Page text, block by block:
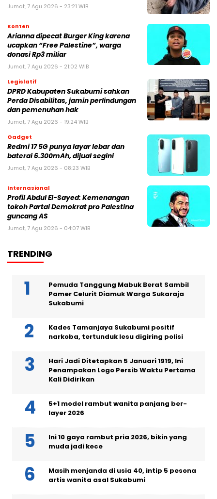
Jumat, 7 Agu 2026 - 23:21 WIB
Konten
Arianna dipecat Burger King karena
ucapkan “Free Palestine”, warga
donasi Rp3 miliar
Jumat, 7 Agu 2026 - 21:02 WIB
Legislatif
DPRD Kabupaten Sukabumi sahkan
Perda Disabilitas, jamin perlindungan
dan pemenuhan hak
Jumat, 7 Agu 2026 - 19:24 WIB
Gadget
Redmi 17 5G punya layar lebar dan
baterai 6.300mAh, dijual segini
Jumat, 7 Agu 2026 - 08:23 WIB
Internasional
Profil Abdul El-Sayed: Kemenangan
tokoh Partai Demokrat pro Palestina
guncang AS
Jumat, 7 Agu 2026 - 04:07 WIB
TRENDING
Pemuda Tanggung Mabuk Berat Sambil
Pamer Celurit Diamuk Warga Sukaraja
Sukabumi
Kades Tamanjaya Sukabumi positif
narkoba, tertunduk lesu digiring polisi
Hari Jadi Ditetapkan 5 Januari 1919, Ini
Penampakan Logo Persib Waktu Pertama
Kali Didirikan
5+1 model rambut wanita panjang ber-
layer 2026
Ini 10 gaya rambut pria 2026, bikin yang
muda jadi kece
Masih menjanda di usia 40, intip 5 pesona
artis wanita asal Sukabumi